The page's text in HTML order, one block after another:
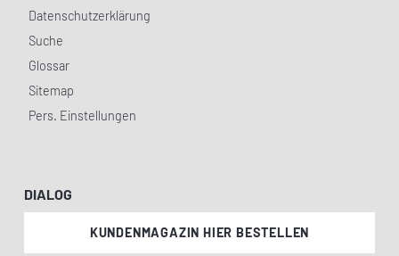
Datenschutzerklärung
Suche
Glossar
Sitemap
Pers. Einstellungen
DIALOG
KUNDENMAGAZIN HIER BESTELLEN